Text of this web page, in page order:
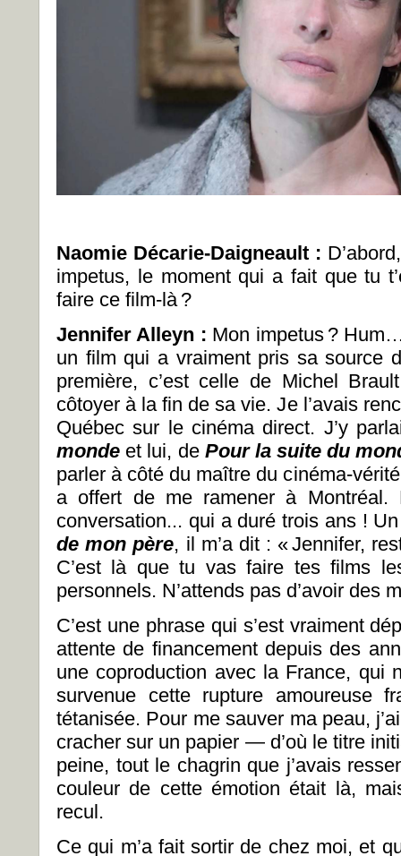
Naomie Décarie-Daigneault :
impetus, le moment qui a fait que tu
faire ce film-là ?
Jennifer Alleyn : Mon impetus ?
un film qui a vraiment pris sa source
première, c’est celle de Michel
côtoyer à la fin de sa vie. Je l’avais
Québec sur le cinéma direct. J’y
monde et lui, de Pour la suite du
parler à côté du maître du cinéma-
a offert de me ramener à Montréal.
conversation... qui a duré trois ans !
de mon père, il m’a dit : « Jennifer,
C’est là que tu vas faire tes films
personnels. N’attends pas d’avoir des
C’est une phrase qui s’est vraiment
attente de financement depuis des
une coproduction avec la France, qui
survenue cette rupture amoureuse
tétanisée. Pour me sauver ma peau,
cracher sur un papier — d’où le titre
peine, tout le chagrin que j’avais
couleur de cette émotion était là,
recul.
Ce qui m’a fait sortir de chez moi, et